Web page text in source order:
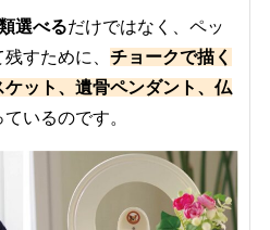
選べるだけではなく、ペッ
すために、 チョークで描く
ット、遺骨ペンダント、仏
いるのです。